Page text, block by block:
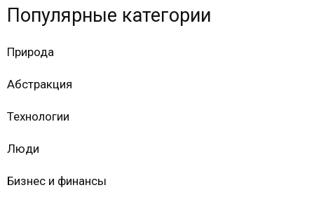
Популярные категории
Природа
Абстракция
Технологии
Люди
Бизнес и финансы